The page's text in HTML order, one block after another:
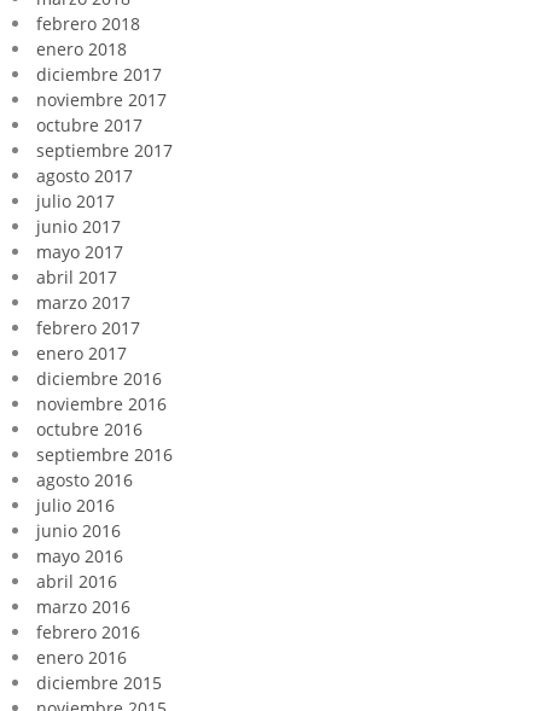
febrero 2018
enero 2018
diciembre 2017
noviembre 2017
octubre 2017
septiembre 2017
agosto 2017
julio 2017
junio 2017
mayo 2017
abril 2017
marzo 2017
febrero 2017
enero 2017
diciembre 2016
noviembre 2016
octubre 2016
septiembre 2016
agosto 2016
julio 2016
junio 2016
mayo 2016
abril 2016
marzo 2016
febrero 2016
enero 2016
diciembre 2015